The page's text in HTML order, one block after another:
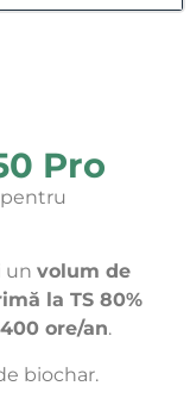
Pro
un volum de
la TS 80%
ore/an.
biochar.